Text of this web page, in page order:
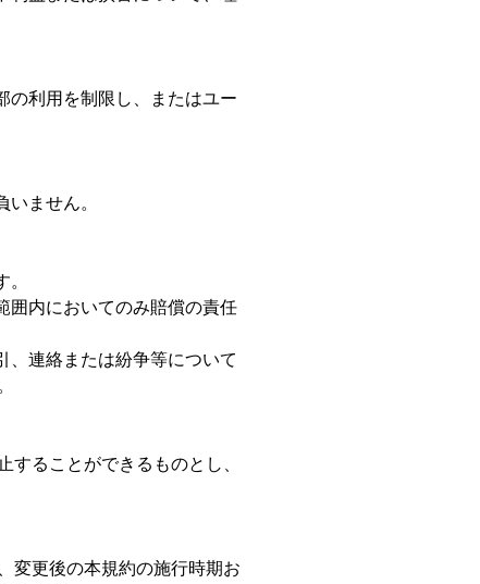
の利用を制限し、またはユー
ません。
囲内においてのみ賠償の責任
、連絡または紛争等について
ることができるものとし、
変更後の本規約の施行時期お